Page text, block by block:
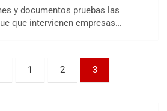
y documentos pruebas las
que intervienen empresas…
1 2 3